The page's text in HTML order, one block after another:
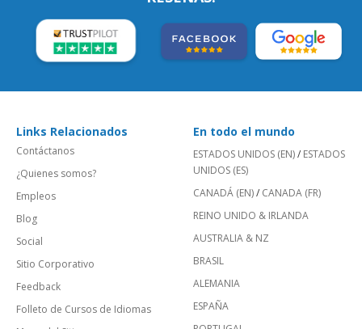
Links Relacionados
Contáctanos
¿Quienes somos?
Empleos
Blog
Social
Sitio Corporativo
Feedback
Folleto de Cursos de Idiomas
En todo el mundo
ESTADOS UNIDOS (EN)/ ESTADOS
UNIDOS (ES)
CANADÁ (EN)/ CANADA (FR)
REINO UNIDO & IRLANDA
AUSTRALIA & NZ
BRASIL
ALEMANIA
ESPAÑA